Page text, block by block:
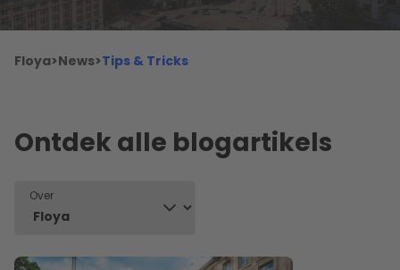
Floya>News>Tips & Tricks
Ontdek alle blogartikels
Over